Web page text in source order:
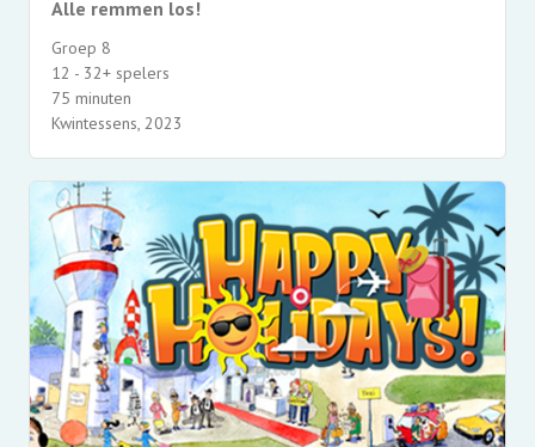
Alle remmen los!
Groep 8
12 - 32+ spelers
75 minuten
Kwintessens, 2023